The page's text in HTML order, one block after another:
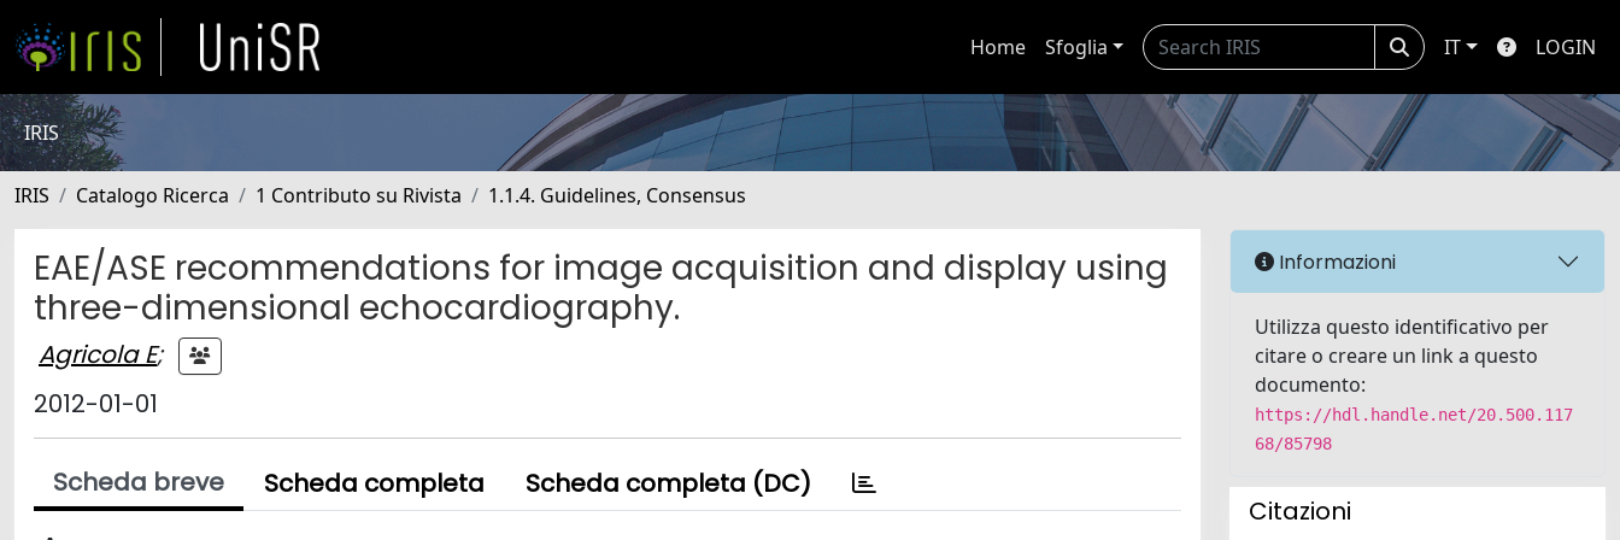
Home Sfoglia IT LOGIN
IRIS
IRIS Catalogo Ricerca 1 Contributo su Rivista 1.1.4. Guidelines, Consensus
EAE/ASE recommendations for image acquisition and display using
three-dimensional echocardiography.
Agricola E;
2012-01-01
Scheda breve Scheda completa Scheda completa (DC)
Informazioni
Utilizza questo identificativo per
citare o creare un link a questo
documento:
https://hdl.handle.net/20.500.117
68/85798
Citazioni